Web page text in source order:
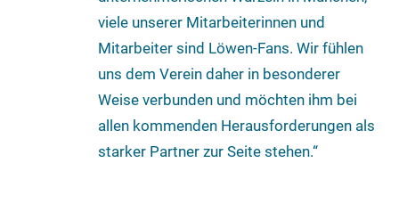
viele unserer Mitarbeiterinnen und
Mitarbeiter sind Löwen-Fans. Wir fühlen
uns dem Verein daher in besonderer
Weise verbunden und möchten ihm bei
allen kommenden Herausforderungen als
starker Partner zur Seite stehen.“